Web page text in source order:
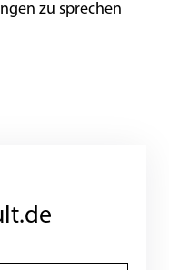
zu sprechen